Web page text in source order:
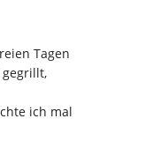
Tagen
ich mal